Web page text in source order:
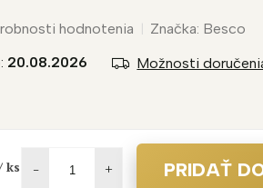
20.08.2026 Možnosti
hodnotenia Značka: Besco
ks
PRIDAŤ